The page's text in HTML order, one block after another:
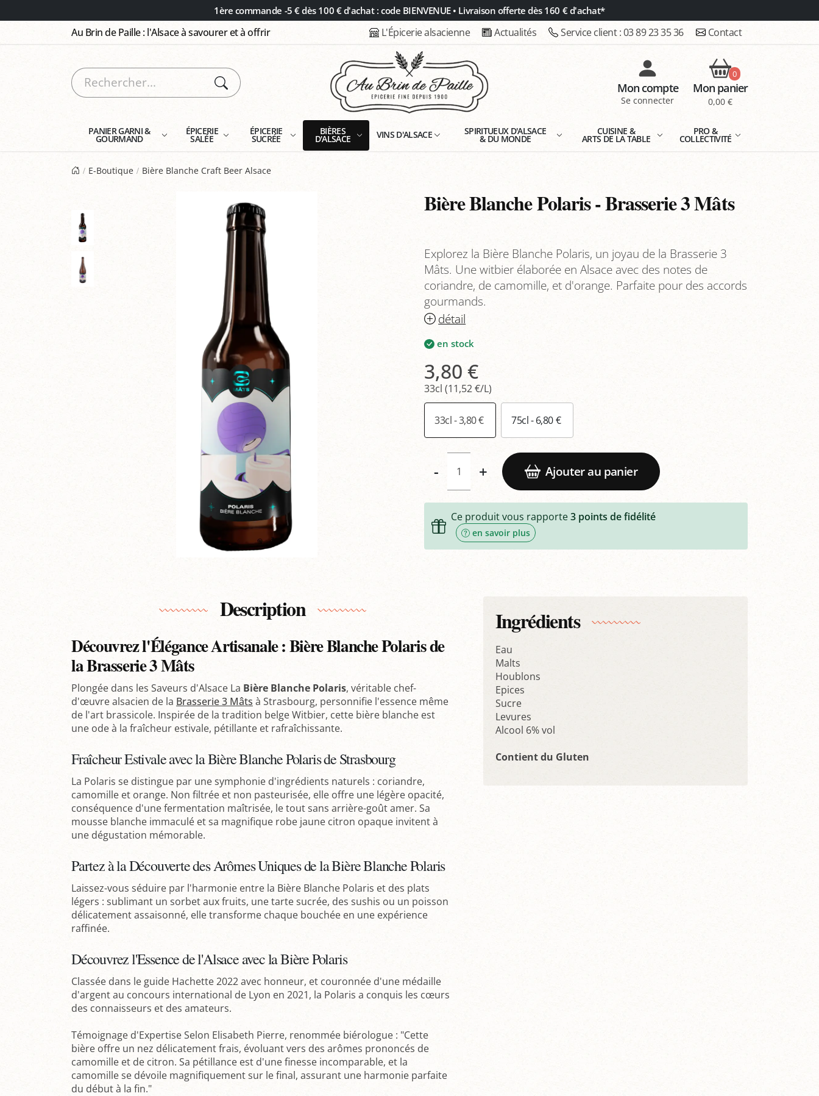
1ère commande -5 € dès 100 € d'achat : code BIENVENUE • Livraison offerte dès 160 € d'achat*
Au Brin de Paille : l'Alsace à savourer et à offrir L'Épicerie alsacienne Actualités Service client :03 89 23 35 36 Contact
Mon compte
Se connecter
0
Mon panier
0,00 €
PANIER GARNI &
GOURMAND
ÉPICERIE
SALÉE
ÉPICERIE
SUCRÉE
BIÈRES
D'ALSACE VINS D'ALSACE SPIRITUEUX D'ALSACE
& DU MONDE
CUISINE &
ARTS DE LA TABLE
PRO &
COLLECTIVITÉ
E-Boutique Bière Blanche Craft Beer Alsace
Bière Blanche Polaris - Brasserie 3 Mâts
Explorez la Bière Blanche Polaris, un joyau de la Brasserie 3
Mâts. Une witbier élaborée en Alsace avec des notes de
coriandre, de camomille, et d'orange. Parfaite pour des accords
gourmands.
détail
en stock
3,80 €
33cl (11,52 €/L)
33cl - 3,80 € 75cl - 6,80 €
- + Ajouter au panier
Ce produit vous rapporte3points de fidélité
en savoir plus
Description
Découvrez l'Élégance Artisanale : Bière Blanche Polaris de
la Brasserie 3 Mâts
Plongée dans les Saveurs d'Alsace La Bière Blanche Polaris, véritable chef-
d'œuvre alsacien de la Brasserie 3 Mâts à Strasbourg, personnifie l'essence même
de l'art brassicole. Inspirée de la tradition belge Witbier, cette bière blanche est
une ode à la fraîcheur estivale, pétillante et rafraîchissante.
Fraîcheur Estivale avec la Bière Blanche Polaris de Strasbourg
La Polaris se distingue par une symphonie d'ingrédients naturels : coriandre,
camomille et orange. Non filtrée et non pasteurisée, elle offre une légère opacité,
conséquence d'une fermentation maîtrisée, le tout sans arrière-goût amer. Sa
mousse blanche immaculé et sa magnifique robe jaune citron opaque invitent à
une dégustation mémorable.
Partez à la Découverte des Arômes Uniques de la Bière Blanche Polaris
Laissez-vous séduire par l'harmonie entre la Bière Blanche Polaris et des plats
légers : sublimant un sorbet aux fruits, une tarte sucrée, des sushis ou un poisson
délicatement assaisonné, elle transforme chaque bouchée en une expérience
raffinée.
Découvrez l'Essence de l'Alsace avec la Bière Polaris
Classée dans le guide Hachette 2022 avec honneur, et couronnée d'une médaille
d'argent au concours international de Lyon en 2021, la Polaris a conquis les cœurs
des connaisseurs et des amateurs.
Témoignage d'Expertise Selon Elisabeth Pierre, renommée biérologue : "Cette
bière offre un nez délicatement frais, évoluant vers des arômes prononcés de
camomille et de citron. Sa pétillance est d'une finesse incomparable, et la
camomille se dévoile magnifiquement sur le final, assurant une harmonie parfaite
du début à la fin."
Ingrédients
Eau
Malts
Houblons
Epices
Sucre
Levures
Alcool 6% vol
Contient du Gluten